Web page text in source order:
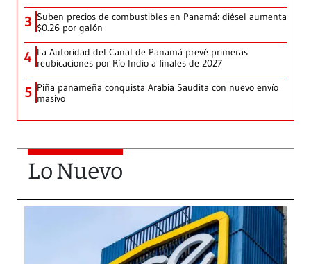
3 Suben precios de combustibles en Panamá: diésel aumenta
$0.26 por galón
4 La Autoridad del Canal de Panamá prevé primeras
reubicaciones por Río Indio a finales de 2027
5 Piña panameña conquista Arabia Saudita con nuevo envío
masivo
Lo Nuevo